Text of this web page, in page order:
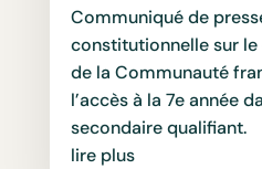
Communiqué de
constitutionnelle sur
de la Communauté
l’accès à la 7e année
secondaire qualifiant.
lire plus